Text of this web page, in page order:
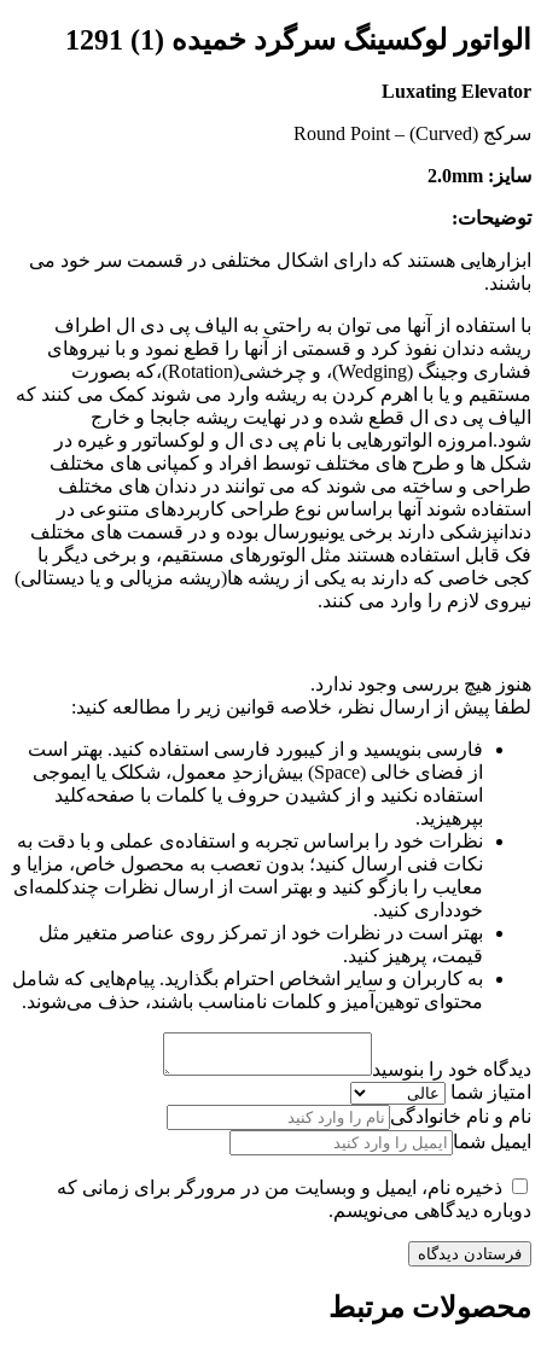
الواتور لوکسینگ سرگرد خمیده (1) 1291
Luxating Elevator
سرکج (Curved) – Round Point
سایز: 2.0mm
توضیحات:
ابزارهایی هستند که دارای اشکال مختلفی در قسمت سر خود می
باشند.
با استفاده از آنها می توان به راحتی به الیاف پی دی ال اطراف
ریشه دندان نفوذ کرد و قسمتی از آنها را قطع نمود و با نیروهای
فشاری وجینگ (Wedging)، و چرخشی(Rotation)،که بصورت
مستقیم و یا با اهرم کردن به ریشه وارد می شوند کمک می کنند که
الیاف پی دی ال قطع شده و در نهایت ریشه جابجا و خارج
شود.امروزه الواتورهایی با نام پی دی ال و لوکساتور و غیره در
شکل ها و طرح های مختلف توسط افراد و کمپانی های مختلف
طراحی و ساخته می شوند که می توانند در دندان های مختلف
استفاده شوند آنها براساس نوع طراحی کاربردهای متنوعی در
دندانپزشکی دارند برخی یونیورسال بوده و در قسمت های مختلف
فک قابل استفاده هستند مثل الوتورهای مستقیم، و برخی دیگر با
کجی خاصی که دارند به یکی از ریشه ها(ریشه مزیالی و یا دیستالی)
نیروی لازم را وارد می کنند.
هنوز هیچ بررسی وجود ندارد.
لطفا پیش از ارسال نظر، خلاصه قوانین زیر را مطالعه کنید:
فارسی بنویسید و از کیبورد فارسی استفاده کنید. بهتر است
از فضای خالی (Space) بیش‌از‌حدِ معمول، شکلک یا ایموجی
استفاده نکنید و از کشیدن حروف یا کلمات با صفحه‌کلید
بپرهیزید.
نظرات خود را براساس تجربه و استفاده‌ی عملی و با دقت به
نکات فنی ارسال کنید؛ بدون تعصب به محصول خاص، مزایا و
معایب را بازگو کنید و بهتر است از ارسال نظرات چندکلمه‌‌ای
خودداری کنید.
بهتر است در نظرات خود از تمرکز روی عناصر متغیر مثل
قیمت، پرهیز کنید.
به کاربران و سایر اشخاص احترام بگذارید. پیام‌هایی که شامل
محتوای توهین‌آمیز و کلمات نامناسب باشند، حذف می‌شوند.
دیدگاه خود را بنوسید
امتیاز شما
نام و نام خانوادگی
ایمیل شما
ذخیره نام، ایمیل و وبسایت من در مرورگر برای زمانی که
دوباره دیدگاهی می‌نویسم.
محصولات مرتبط